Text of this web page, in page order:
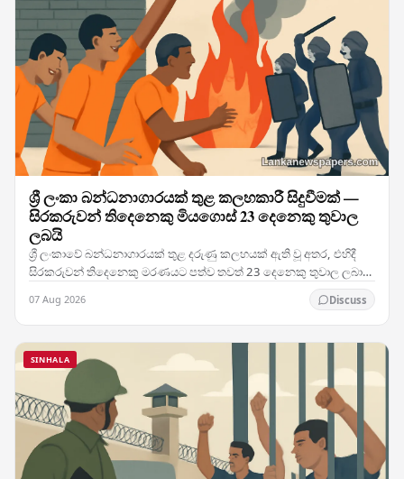
ශ්‍රී ලංකා බන්ධනාගාරයක් තුළ කලහකාරී සිදුවීමක් —
සිරකරුවන් තිදෙනෙකු මියගොස් 23 දෙනෙකු තුවාල
ලබයි
ශ්‍රී ලංකාවේ බන්ධනාගාරයක් තුළ දරුණු කලහයක් ඇති වූ අතර, එහිදී
සිරකරුවන් තිදෙනෙකු මරණයට පත්ව තවත් 23 දෙනෙකු තුවාල ලබා
07 Aug 2026 Discuss
SINHALA